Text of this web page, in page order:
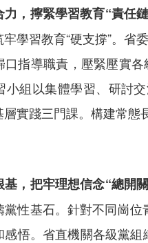
，擰緊學習教育“責任鏈
學習教育“硬支撐”。
指導職責，壓緊壓實
小組以集體學習、研討
實踐三門課。構建常態
，把牢理想信念“總開關
性基石。針對不同崗
悟。省直機關各級黨